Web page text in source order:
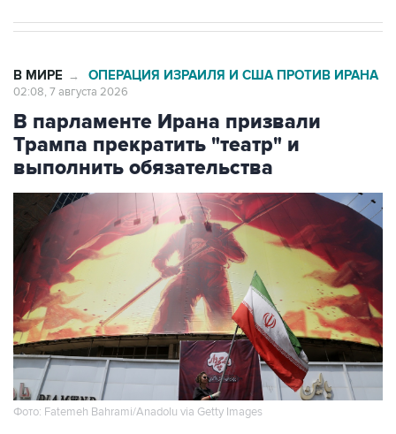
В МИРЕ → ОПЕРАЦИЯ ИЗРАИЛЯ И США ПРОТИВ ИРАНА
02:08, 7 августа 2026
В парламенте Ирана призвали
Трампа прекратить "театр" и
выполнить обязательства
Фото: Fatemeh Bahrami/Anadolu via Getty Images